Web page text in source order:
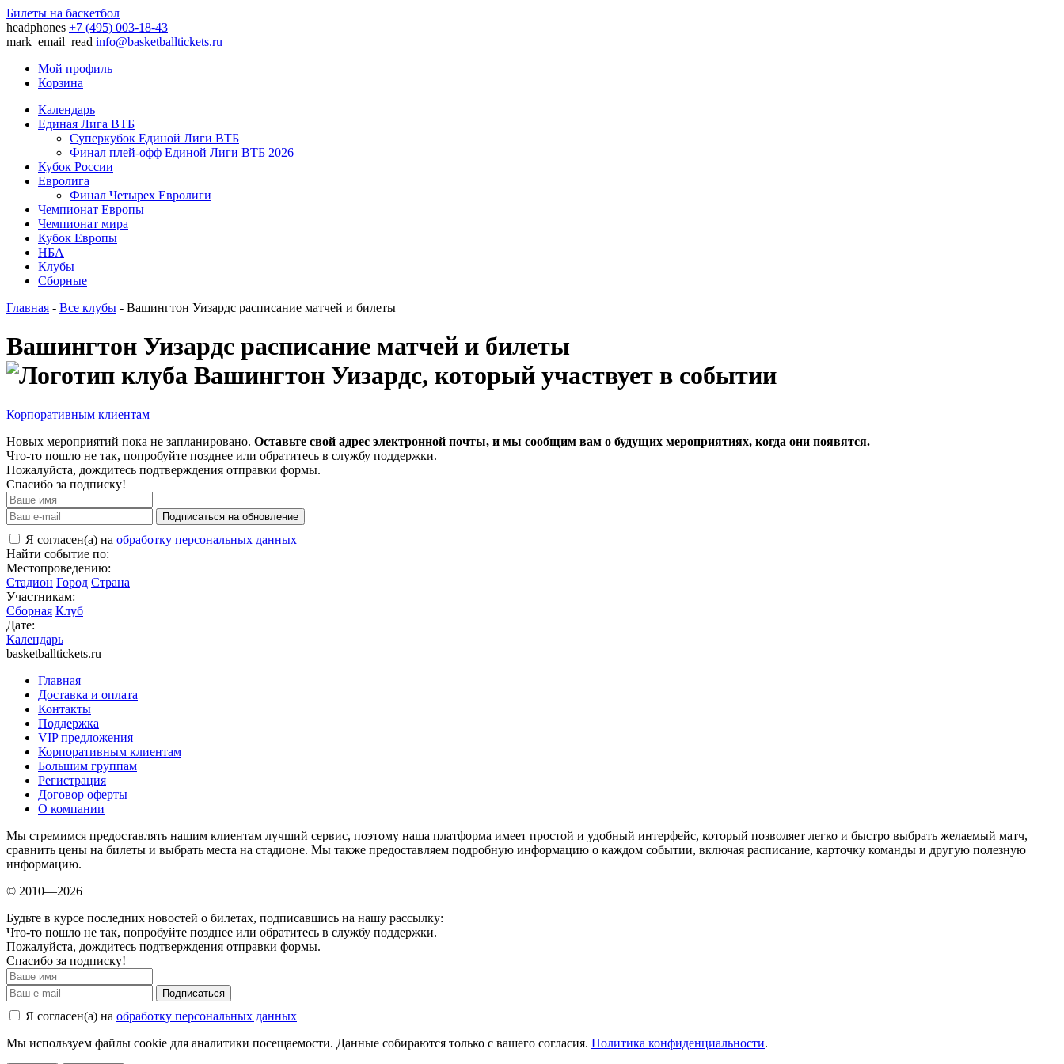
Билеты на баскетбол
headphones +7 (495) 003-18-43
mark_email_read info@basketballtickets.ru
Мой профиль
Корзина
Календарь
Единая Лига ВТБ
Суперкубок Единой Лиги ВТБ
Финал плей-офф Единой Лиги ВТБ 2026
Кубок России
Евролига
Финал Четырех Евролиги
Чемпионат Европы
Чемпионат мира
Кубок Европы
НБА
Клубы
Сборные
Главная - Все клубы - Вашингтон Уизардс расписание матчей и билеты
Вашингтон Уизардс расписание матчей и билеты
Корпоративным клиентам
Новых мероприятий пока не запланировано. Оставьте свой адрес электронной почты, и мы сообщим вам о будущих мероприятиях, когда они появятся.
Что-то пошло не так, попробуйте позднее или обратитесь в службу поддержки.
Пожалуйста, дождитесь подтверждения отправки формы.
Спасибо за подписку!
Подписаться на обновление
Я согласен(а) на обработку персональных данных
Найти событие по:
Местопроведению:
Стадион Город Страна
Участникам:
Сборная Клуб
Дате:
Календарь
basketballtickets.ru
Главная
Доставка и оплата
Контакты
Поддержка
VIP предложения
Корпоративным клиентам
Большим группам
Регистрация
Договор оферты
О компании
Мы стремимся предоставлять нашим клиентам лучший сервис, поэтому наша платформа имеет простой и удобный интерфейс, который позволяет легко и быстро выбрать желаемый матч,
сравнить цены на билеты и выбрать места на стадионе. Мы также предоставляем подробную информацию о каждом событии, включая расписание, карточку команды и другую полезную
информацию.
© 2010—2026
Будьте в курсе последних новостей о билетах, подписавшись на нашу рассылку:
Что-то пошло не так, попробуйте позднее или обратитесь в службу поддержки.
Пожалуйста, дождитесь подтверждения отправки формы.
Спасибо за подписку!
Подписаться
Я согласен(а) на обработку персональных данных
Мы используем файлы cookie для аналитики посещаемости. Данные собираются только с вашего согласия. Политика конфиденциальности.